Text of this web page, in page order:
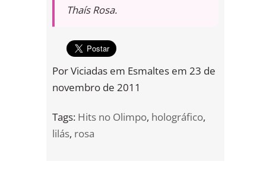
Thaís Rosa.
PorViciadas em Esmaltes em 23 de
novembro de 2011
Tags: Hits no Olimpo, holográfico,
lilás, rosa